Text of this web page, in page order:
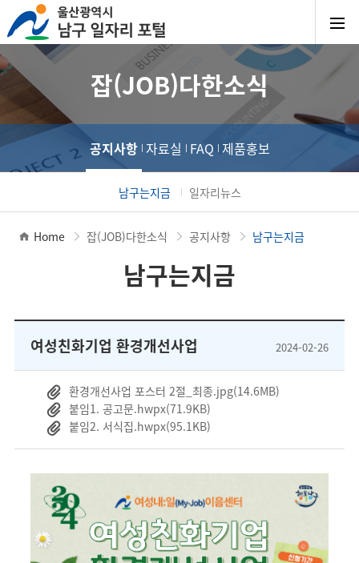
잡(JOB)다한소식
공지사항
남구는지금 일자리뉴스
자료실 FAQ 제품홍보
Home 잡(JOB)다한소식 공지사항 남구는지금
남구는지금
여성친화기업 환경개선사업 2024-02-26
환경개선사업 포스터 2절_최종.jpg(14.6MB)
붙임1. 공고문.hwpx(71.9KB)
붙임2. 서식집.hwpx(95.1KB)